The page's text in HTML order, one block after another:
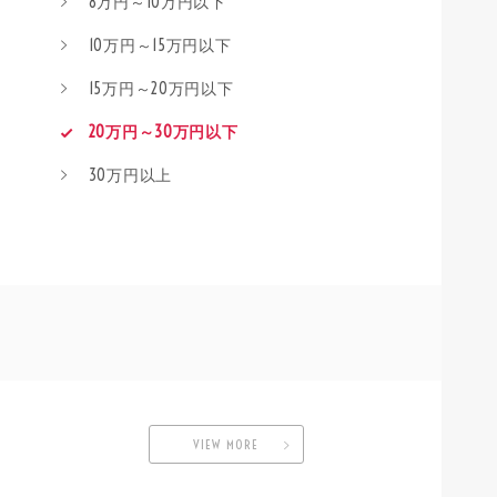
10万円～15万円以下
15万円～20万円以下
20万円～30万円以下
30万円以上
VIEW MORE